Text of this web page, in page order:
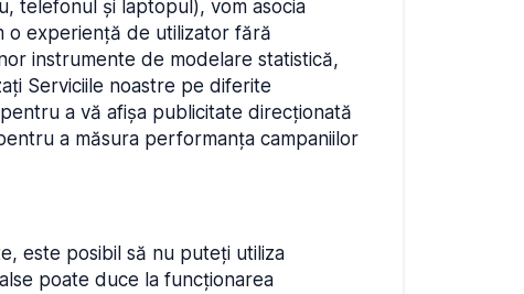
telefonul și laptopul), vom asocia
o experiență de utilizator fără
instrumente de modelare statistică,
Serviciile noastre pe diferite
a vă afișa publicitate direcționată
a măsura performanța campaniilor
este posibil să nu puteți utiliza
poate duce la funcționarea